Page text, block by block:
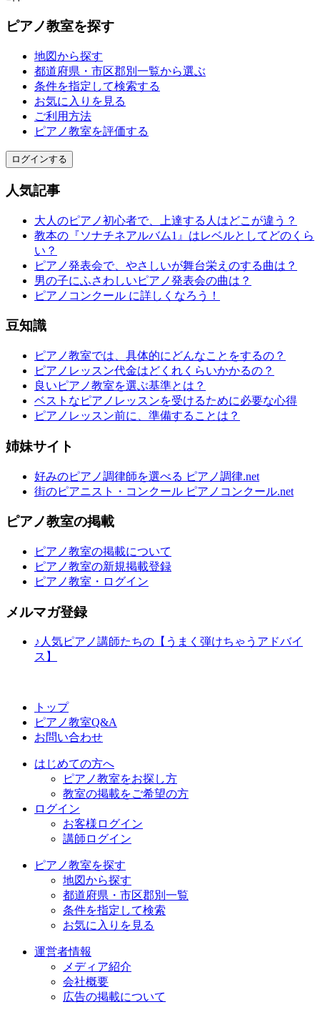
ピアノ教室を探す
地図から探す
都道府県・市区郡別一覧から選ぶ
条件を指定して検索する
お気に入りを見る
ご利用方法
ピアノ教室を評価する
ログインする
人気記事
大人のピアノ初心者で、上達する人はどこが違う？
教本の『ソナチネアルバム1』はレベルとしてどのくら
い？
ピアノ発表会で、やさしいが舞台栄えのする曲は？
男の子にふさわしいピアノ発表会の曲は？
ピアノコンクール に詳しくなろう！
豆知識
ピアノ教室では、具体的にどんなことをするの？
ピアノレッスン代金はどくれくらいかかるの？
良いピアノ教室を選ぶ基準とは？
ベストなピアノレッスンを受けるために必要な心得
ピアノレッスン前に、準備することは？
姉妹サイト
好みのピアノ調律師を選べる ピアノ調律.net
街のピアニスト・コンクール ピアノコンクール.net
ピアノ教室の掲載
ピアノ教室の掲載について
ピアノ教室の新規掲載登録
ピアノ教室・ログイン
メルマガ登録
♪人気ピアノ講師たちの【うまく弾けちゃうアドバイ
ス】
トップ
ピアノ教室Q&A
お問い合わせ
はじめての方へ
ピアノ教室をお探し方
教室の掲載をご希望の方
ログイン
お客様ログイン
講師ログイン
ピアノ教室を探す
地図から探す
都道府県・市区郡別一覧
条件を指定して検索
お気に入りを見る
運営者情報
メディア紹介
会社概要
広告の掲載について